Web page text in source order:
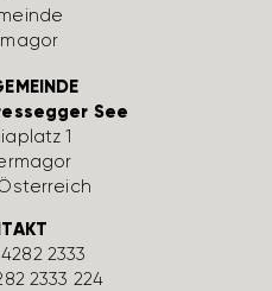
See
1
2333
2333 224